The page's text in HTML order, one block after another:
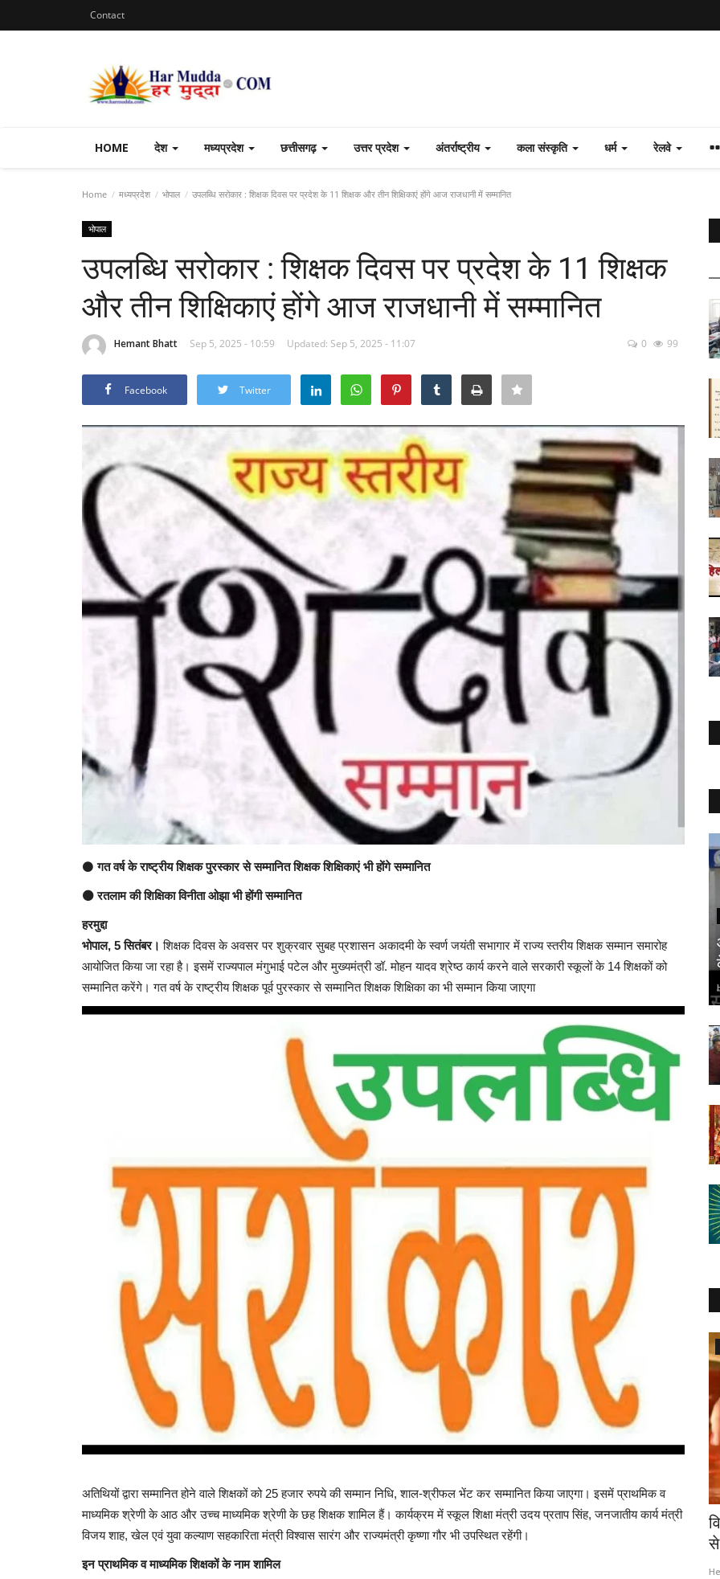
Contact
HOME देश मध्यप्रदेश छत्तीसगढ़ उत्तर प्रदेश अंतर्राष्ट्रीय कला संस्कृति धर्म रेलवे
Home मध्यप्रदेश भोपाल उपलब्धि सरोकार : शिक्षक दिवस पर प्रदेश के 11 शिक्षक और तीन शिक्षिकाएं होंगे आज राजधानी में सम्मानित
भोपाल
उपलब्धि सरोकार : शिक्षक दिवस पर प्रदेश के 11 शिक्षक
और तीन शिक्षिकाएं होंगे आज राजधानी में सम्मानित
Hemant Bhatt Sep 5, 2025 - 10:59 Updated: Sep 5, 2025 - 11:07 0 99
Facebook Twitter
⚫गत वर्ष के राष्ट्रीय शिक्षक पुरस्कार से सम्मानित शिक्षक शिक्षिकाएं भी होंगे सम्मानित
⚫ रतलाम की शिक्षिका विनीता ओझा भी होंगी सम्मानित
हरमुद्दा
भोपाल, 5 सितंबर। शिक्षक दिवस के अवसर पर शुक्रवार सुबह प्रशासन अकादमी के स्वर्ण जयंती सभागार में राज्य स्तरीय शिक्षक सम्मान समारोह
आयोजित किया जा रहा है। इसमें राज्यपाल मंगुभाई पटेल और मुख्यमंत्री डॉ. मोहन यादव श्रेष्ठ कार्य करने वाले सरकारी स्कूलों के 14 शिक्षकों को
सम्मानित करेंगे। गत वर्ष के राष्ट्रीय शिक्षक पूर्व पुरस्कार से सम्मानित शिक्षक शिक्षिका का भी सम्मान किया जाएगा
अतिथियों द्वारा सम्मानित होने वाले शिक्षकों को 25 हजार रुपये की सम्मान निधि, शाल-श्रीफल भेंट कर सम्मानित किया जाएगा। इसमें प्राथमिक व
माध्यमिक श्रेणी के आठ और उच्च माध्यमिक श्रेणी के छह शिक्षक शामिल हैं। कार्यक्रम में स्कूल शिक्षा मंत्री उदय प्रताप सिंह, जनजातीय कार्य मंत्री
विजय शाह, खेल एवं युवा कल्याण सहकारिता मंत्री विश्वास सारंग और राज्यमंत्री कृष्णा गौर भी उपस्थित रहेंगी।
इन प्राथमिक व माध्यमिक शिक्षकों के नाम शामिल
में ट्रैक साइड
उत्तर प्रदेश
ऐसी सुहागरात : दूल्हा दुल्हन कमरे में थे, कुछ देर बाद
दूल्हा...
Hemant Bhatt Jul 10, 2025 0
कला संस्कृति
कला संस्कृति : साजिंदों की अद्भुत प्रस्तुतियों ने
किया...